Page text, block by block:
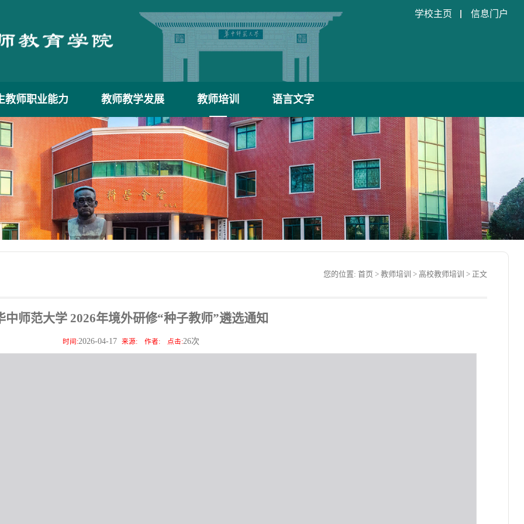
学校主页 信息门户
教师职业能力 教师教学发展 教师培训 语言文字
您的位置: 首页 >教师培训 >高校教师培训 > 正文
中师范大学 2026年境外研修“种子教师”遴选通知
时间:2026-04-17 来源: 作者: 点击:26次